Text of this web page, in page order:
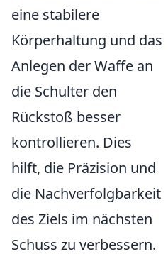
eine stabilere
Körperhaltung und das
Anlegen der Waffe an
die Schulter den
Rückstoß besser
kontrollieren. Dies
hilft, die Präzision und
die Nachverfolgbarkeit
des Ziels im nächsten
Schuss zu verbessern.